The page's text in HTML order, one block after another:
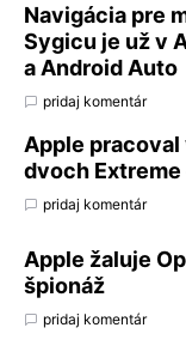
Navigácia pre
Sygicu je už v
a Android Auto
pridaj komentár
Apple
dvoch
pridaj komentár
Apple žaluje
špionáž
pridaj komentár